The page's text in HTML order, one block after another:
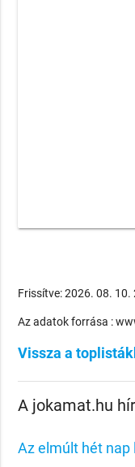
Frissítve: 2026. 08. 10.
Az adatok forrása :
Vissza a
A jokamat.hu
Az elmúlt hét